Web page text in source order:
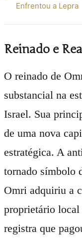
Enfrentou a Lepra
Reinado e
O reinado de
substancial na
Israel. Sua
de uma nova
estratégica. A
tornado símbolo
Omri adquiriu a
proprietário
registra que